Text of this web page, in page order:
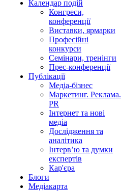
Календар подій
Конгреси,
конференції
Виставки, ярмарки
Професійні
конкурси
Семінари, тренінги
Прес-конференції
Публікації
Медіа-бізнес
Маркетинг. Реклама.
PR
Інтернет та нові
медіа
Дослідження та
аналітика
Інтерв’ю та думки
експертів
Кар'єра
Блоги
Медіакарта